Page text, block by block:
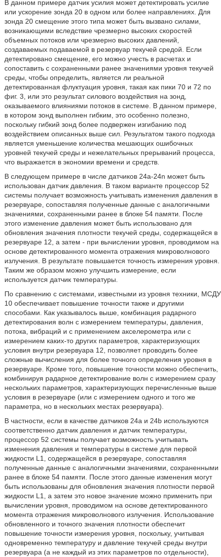
В данном примере датчик усилия может детектировать усилие
или ускорение зонда 20 в одном или более направлениях. Для
зонда 20 смещение этого типа может быть вызвано силами,
возникающими вследствие чрезмерно высоких скоростей
объемных потоков или чрезмерно высоких давлений,
создаваемых подаваемой в резервуар текучей средой. Если
детектировано смещение, его можно учесть в расчетах и
сопоставить с сохраненными ранее значениями уровня текучей
среды, чтобы определить, является ли реальной
детектированная флуктуация уровня, такая как пики 70 и 72 по
фиг. 3, или это результат силового воздействия на зонд,
оказываемого влияниями потоков в системе. В данном примере,
в котором зонд выполнен гибким, это особенно полезно,
поскольку гибкий зонд более подвержен изгибанию под
воздействием описанных выше сил. Результатом такого подхода
является уменьшение количества мешающих ошибочных
уровней текучей среды и нежелательных прерываний процесса,
что выражается в экономии времени и средств.
В следующем примере в числе датчиков 24а-24n может быть
использован датчик давления. В таком варианте процессор 52
системы получает возможность учитывать изменения давления в
резервуаре, сопоставляя полученные данные с аналогичными
значениями, сохраненными ранее в блоке 54 памяти. После
этого изменение давления может быть использовано для
обновления значения плотности текучей среды, содержащейся в
резервуаре 12, а затем - при вычислении уровня, проводимом на
основе детектированного момента отражения микроволнового
излучения. В результате повышается точность измерения уровня.
Таким же образом можно улучшить измерение, если
используется датчик температуры.
По сравнению с системами, известными из уровня техники, МСДУ
10 обеспечивает повышение точности также и другими
способами. Как указывалось выше, комбинация радарного
детектирования волн с измерением температуры, давления,
потока, вибраций и с применением акселерометра или с
измерением каких-то других параметров, характеризующих
условия внутри резервуара 12, позволяет проводить более
сложные вычисления для более точного определения уровня в
резервуаре. Кроме того, повышение точности можно обеспечить,
комбинируя радарное детектирование волн с измерением сразу
нескольких параметров, характеризующих перечисленные выше
условия в резервуаре (или с измерением одного и того же
параметра, но в нескольких местах резервуара).
В частности, если в качестве датчиков 24а и 24b используются
соответственно датчик давления и датчик температуры,
процессор 52 системы получает возможность учитывать
изменения давления и температуры в системе для первой
жидкости L1, содержащейся в резервуаре, сопоставляя
полученные данные с аналогичными значениями, сохраненными
ранее в блоке 54 памяти. После этого данные изменения могут
быть использованы для обновления значения плотности первой
жидкости L1, а затем это новое значение можно применить при
вычислении уровня, проводимом на основе детектированного
момента отражения микроволнового излучения. Использование
обновленного и точного значения плотности обеспечит
повышение точности измерения уровня, поскольку, учитывая
одновременно температуру и давление текучей среды внутри
резервуара (а не каждый из этих параметров по отдельности),